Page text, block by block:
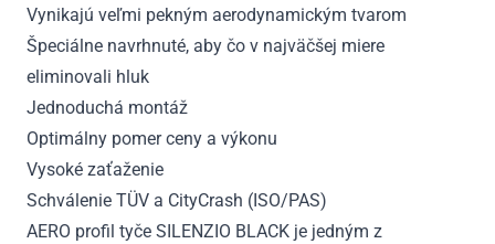
Vynikajú veľmi pekným aerodynamickým tvarom
Špeciálne navrhnuté, aby čo v najväčšej miere
eliminovali hluk
Jednoduchá montáž
Optimálny pomer ceny a výkonu
Vysoké zaťaženie
Schválenie TÜV a CityCrash (ISO/PAS)
AERO profil tyče SILENZIO BLACK je jedným z